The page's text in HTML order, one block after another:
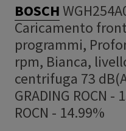
BOSCH
Caricamento
programmi,
rpm, Bianca,
centrifuga 73
GRADING ROCN -
ROCN - 14.99%